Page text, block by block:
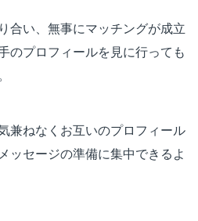
合い、無事にマッチングが成立
のプロフィールを見に行っても
兼ねなくお互いのプロフィール
ッセージの準備に集中できるよ